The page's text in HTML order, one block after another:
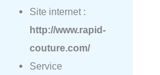
Site internet :
http://www.rapid-
couture.com/
Service